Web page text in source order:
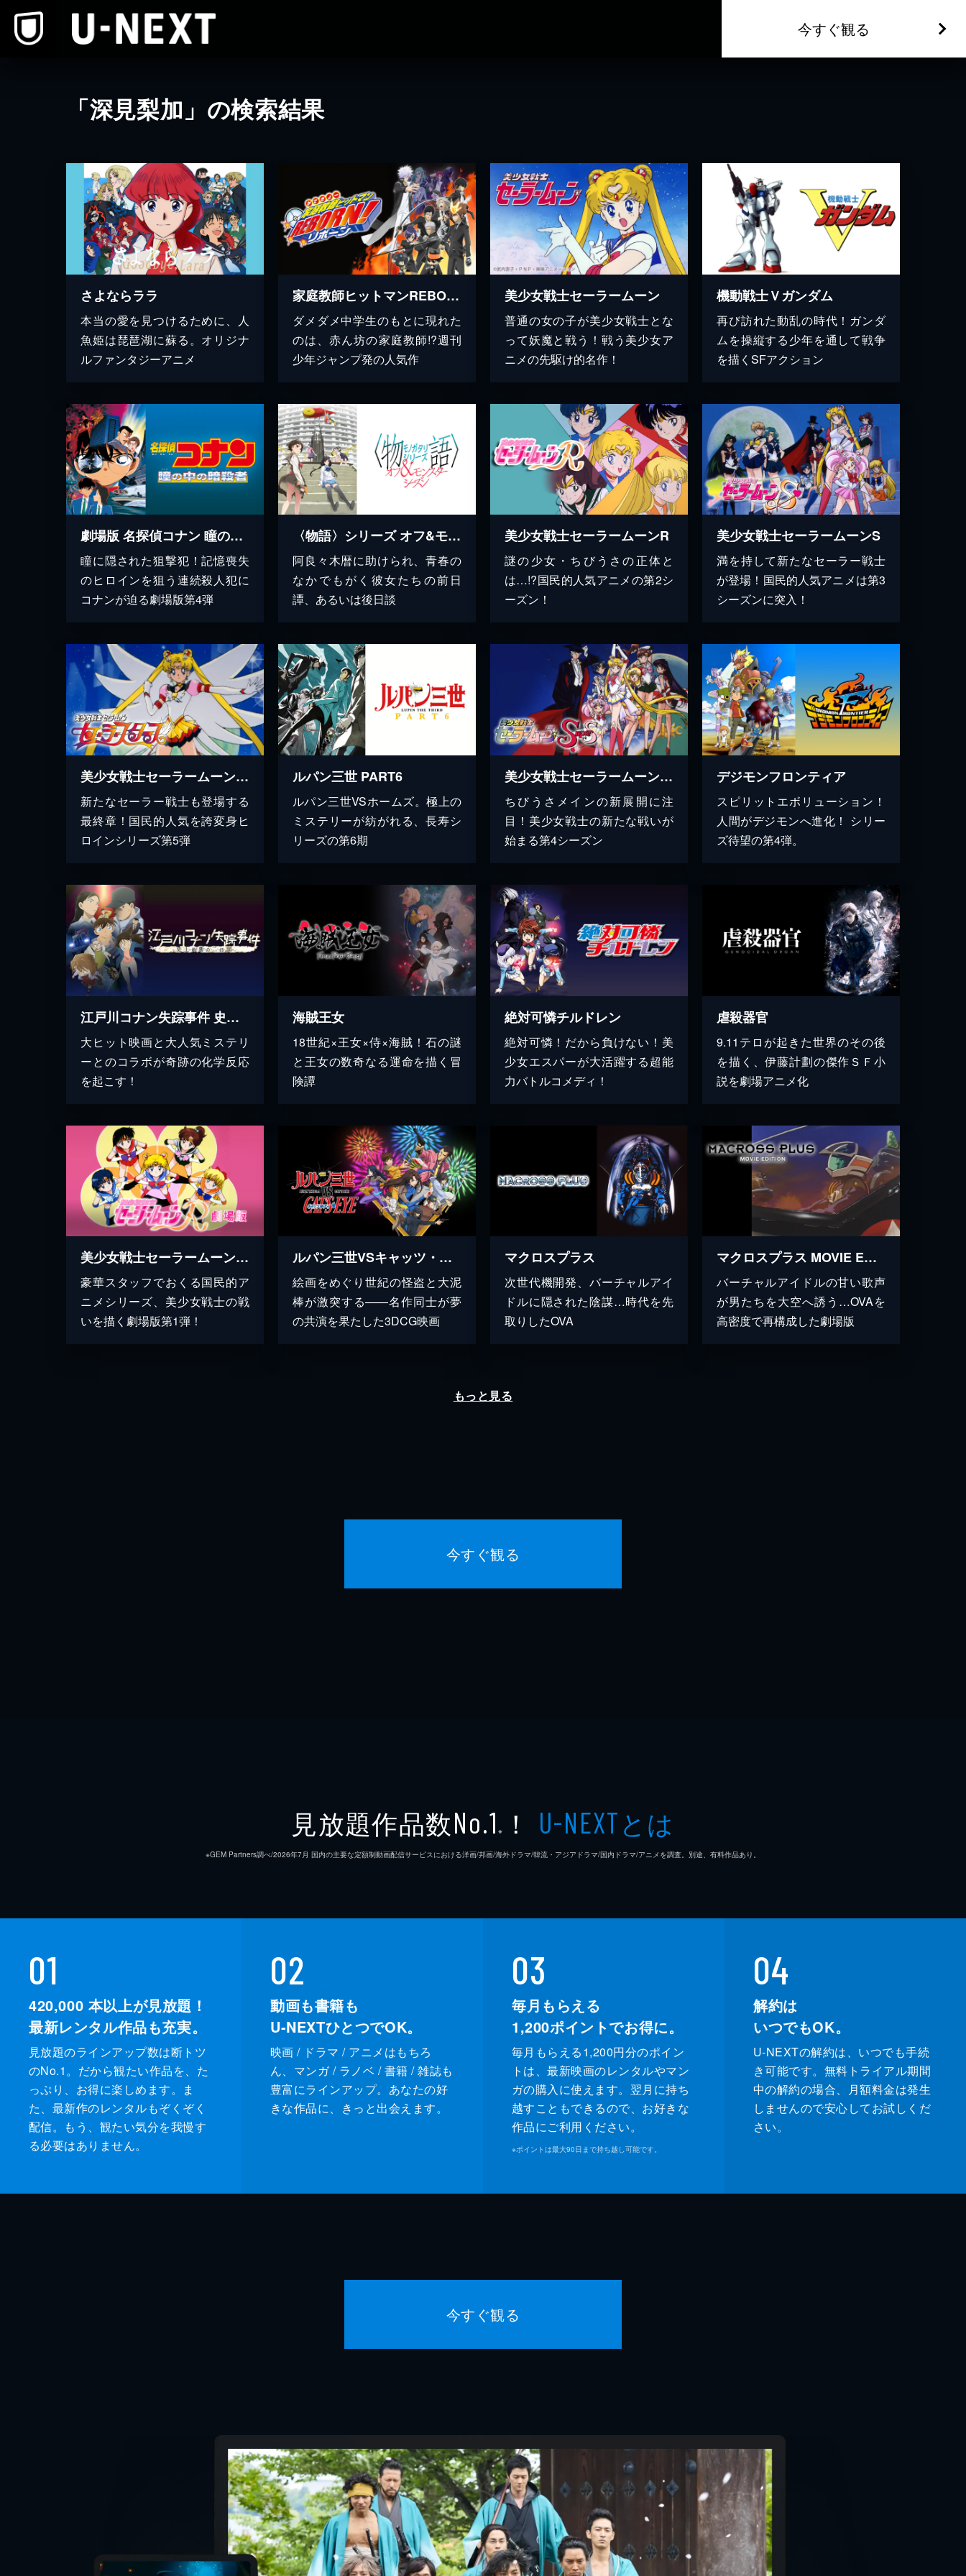
今すぐ観る
「深見梨加」の検索結果
さよならララ
本当の愛を見つけるために、人
魚姫は琵琶湖に蘇る。オリジナ
ルファンタジーアニメ
家庭教師ヒットマンREBORN！
ダメダメ中学生のもとに現れた
のは、赤ん坊の家庭教師!?週刊
少年ジャンプ発の人気作
美少女戦士セーラームーン
普通の女の子が美少女戦士とな
って妖魔と戦う！戦う美少女ア
ニメの先駆け的名作！
機動戦士Ｖガンダム
再び訪れた動乱の時代！ガンダ
ムを操縦する少年を通して戦争
を描くSFアクション
劇場版 名探偵コナン 瞳の中の暗殺者
瞳に隠された狙撃犯！記憶喪失
のヒロインを狙う連続殺人犯に
コナンが迫る劇場版第4弾
〈物語〉シリーズ オフ&モンスターシーズン
阿良々木暦に助けられ、青春の
なかでもがく彼女たちの前日
譚、あるいは後日談
美少女戦士セーラームーンR
謎の少女・ちびうさの正体と
は…!?国民的人気アニメの第2シ
ーズン！
美少女戦士セーラームーンS
満を持して新たなセーラー戦士
が登場！国民的人気アニメは第3
シーズンに突入！
美少女戦士セーラームーン セーラースターズ
新たなセーラー戦士も登場する
最終章！国民的人気を誇変身ヒ
ロインシリーズ第5弾
ルパン三世 PART6
ルパン三世VSホームズ。極上の
ミステリーが紡がれる、長寿シ
リーズの第6期
美少女戦士セーラームーンSuperS
ちびうさメインの新展開に注
目！美少女戦士の新たな戦いが
始まる第4シーズン
デジモンフロンティア
スピリットエボリューション！
人間がデジモンへ進化！ シリー
ズ待望の第4弾。
江戸川コナン失踪事件 史上最悪の二日間
大ヒット映画と大人気ミステリ
ーとのコラボが奇跡の化学反応
を起こす！
海賊王女
18世紀×王女×侍×海賊！石の謎
と王女の数奇なる運命を描く冒
険譚
絶対可憐チルドレン
絶対可憐！だから負けない！美
少女エスパーが大活躍する超能
力バトルコメディ！
虐殺器官
9.11テロが起きた世界のその後
を描く、伊藤計劃の傑作ＳＦ小
説を劇場アニメ化
美少女戦士セーラームーンR（劇場版）
豪華スタッフでおくる国民的ア
ニメシリーズ、美少女戦士の戦
いを描く劇場版第1弾！
ルパン三世VSキャッツ・アイ
絵画をめぐり世紀の怪盗と大泥
棒が激突する――名作同士が夢
の共演を果たした3DCG映画
マクロスプラス
次世代機開発、バーチャルアイ
ドルに隠された陰謀…時代を先
取りしたOVA
マクロスプラス MOVIE EDITION
バーチャルアイドルの甘い歌声
が男たちを大空へ誘う…OVAを
高密度で再構成した劇場版
もっと見る
今すぐ観る
見放題作品数No.1 ※ ！ U-NEXTとは
※GEM Partners調べ/2026年7⽉ 国内の主要な定額制動画配信サービスにおける洋画/邦画/海外ドラマ/韓流・アジアドラマ/国内ドラマ/アニメを調査。別途、有料作品あり。
01
420,000 本以上が見放題！
最新レンタル作品も充実。
見放題のラインアップ数は断トツ
のNo.1。だから観たい作品を、た
っぷり、お得に楽しめます。ま
た、最新作のレンタルもぞくぞく
配信。もう、観たい気分を我慢す
る必要はありません。
02
動画も書籍も
U-NEXTひとつでOK。
映画 / ドラマ / アニメはもちろ
ん、マンガ / ラノベ / 書籍 / 雑誌も
豊富にラインアップ。あなたの好
きな作品に、きっと出会えます。
03
毎月もらえる
1,200ポイントでお得に。
毎月もらえる1,200円分のポイン
トは、最新映画のレンタルやマン
ガの購入に使えます。翌月に持ち
越すこともできるので、お好きな
作品にご利用ください。
※ポイントは最大90日まで持ち越し可能です。
04
解約は
いつでもOK。
U-NEXTの解約は、いつでも手続
き可能です。無料トライアル期間
中の解約の場合、月額料金は発生
しませんので安心してお試しくだ
さい。
今すぐ観る